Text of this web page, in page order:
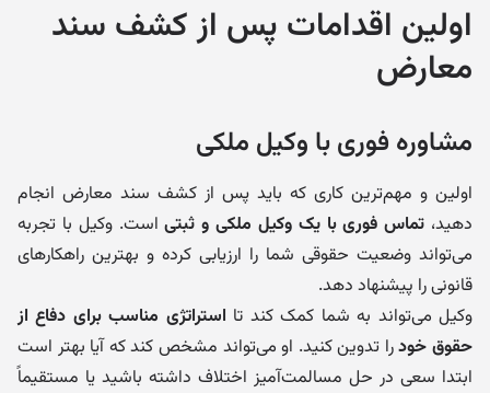
اولین اقدامات پس از کشف سند
معارض
مشاوره فوری با وکیل ملکی
اولین و مهم‌ترین کاری که باید پس از کشف سند معارض انجام
دهید، تماس فوری با یک وکیل ملکی و ثبتیاست. وکیل با تجربه
می‌تواند وضعیت حقوقی شما را ارزیابی کرده و بهترین راهکارهای
قانونی را پیشنهاد دهد.
وکیل می‌تواند به شما کمک کند تا استراتژی مناسب برای دفاع از
حقوق خودرا تدوین کنید. او می‌تواند مشخص کند که آیا بهتر است
ابتدا سعی در حل مسالمت‌آمیز اختلاف داشته باشید یا مستقیماً